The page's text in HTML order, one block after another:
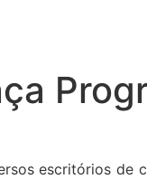
escritórios de